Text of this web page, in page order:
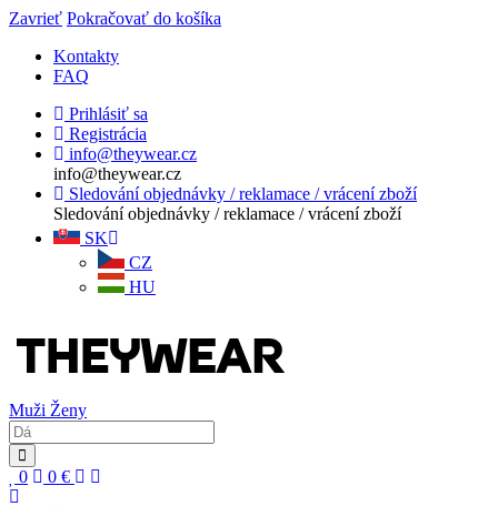
Zavrieť Pokračovať do košíka
Kontakty
FAQ
Prihlásiť sa
Registrácia
info@theywear.cz
info@theywear.cz
Sledování objednávky / reklamace / vrácení zboží
Sledování objednávky / reklamace / vrácení zboží
SK
CZ
HU
Muži Ženy
0 0 €